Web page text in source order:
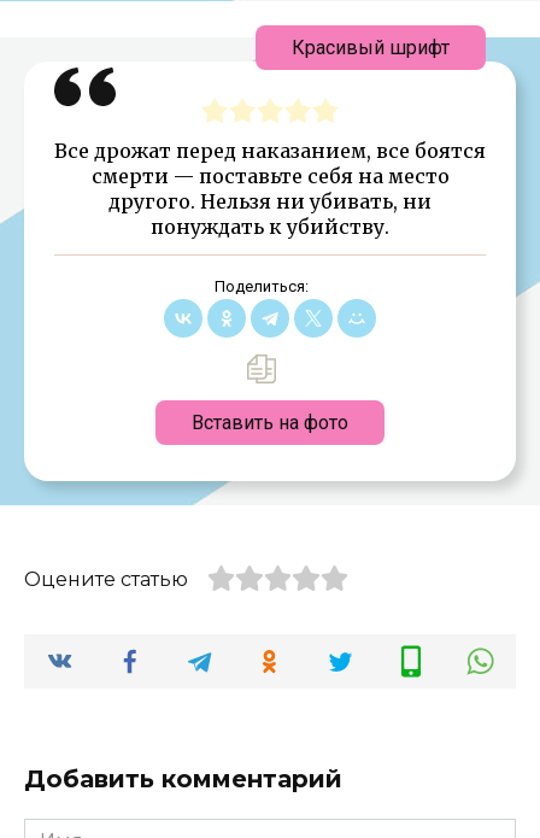
Все дрожат перед наказанием, все боятся
смерти — поставьте себя на место
другого. Нельзя ни убивать, ни
понуждать к убийству.
Поделиться:
Вставить на фото
Красивый шрифт
Оцените статью
Добавить комментарий
Имя